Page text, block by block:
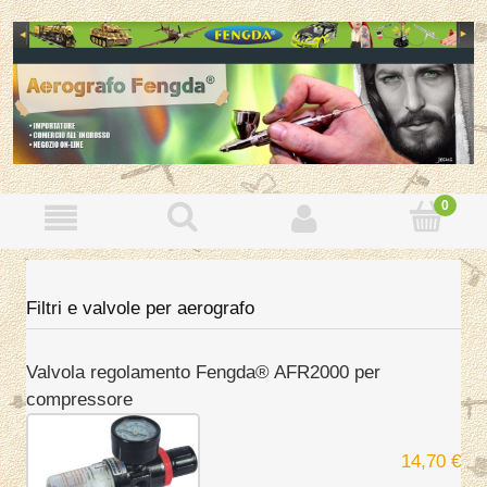
Filtri e valvole per aerografo
Valvola regolamento Fengda® AFR2000 per
compressore
14,70 €